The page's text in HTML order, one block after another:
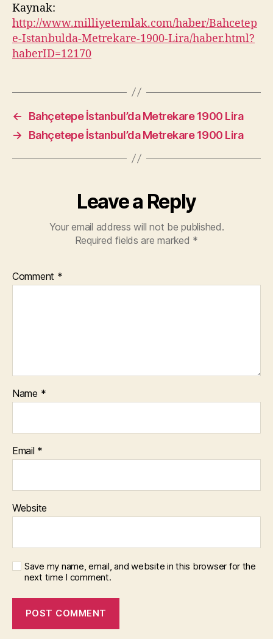
Kaynak:
http://www.milliyetemlak.com/haber/Bahcetep
e-Istanbulda-Metrekare-1900-Lira/haber.html?
haberID=12170
←
Bahçetepe İstanbul’da Metrekare 1900 Lira
→
Bahçetepe İstanbul’da Metrekare 1900 Lira
Leave a Reply
Your email address will not be published.
Required fields are marked *
Comment *
Name *
Email *
Website
Save my name, email, and website in this browser for the
next time I comment.